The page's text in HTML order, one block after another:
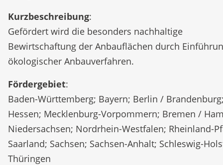
Kurzbeschreibung:
Gefördert wird die besonders nachhaltige
Bewirtschaftung der Anbauflächen durch
ökologischer Anbauverfahren.
Fördergebiet:
Baden-Württemberg; Bayern; Berlin /
Hessen; Mecklenburg-Vorpommern; Bremen /
Niedersachsen; Nordrhein-Westfalen; Rheinland-
Saarland; Sachsen; Sachsen-Anhalt; Schleswig-
Thüringen